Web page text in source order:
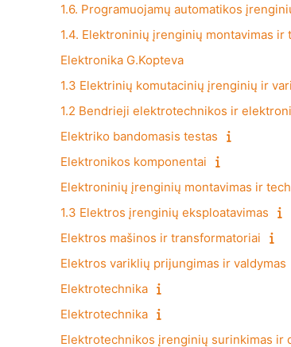
1.6. Programuojamų automatikos
1.4. Elektroninių įrenginių montavimas
Elektronika G.Kopteva
1.3 Elektrinių komutacinių įrenginių ir
1.2 Bendrieji elektrotechnikos ir
Elektriko bandomasis testas
Elektronikos komponentai
Elektroninių įrenginių montavimas ir
1.3 Elektros įrenginių eksploatavimas
Elektros mašinos ir transformatoriai
Elektros variklių prijungimas ir valdymas
Elektrotechnika
Elektrotechnika
Elektrotechnikos įrenginių surinkimas ir